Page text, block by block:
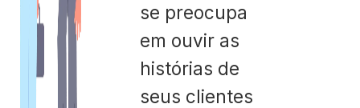
se preocupa
em ouvir as
histórias de
seus clientes